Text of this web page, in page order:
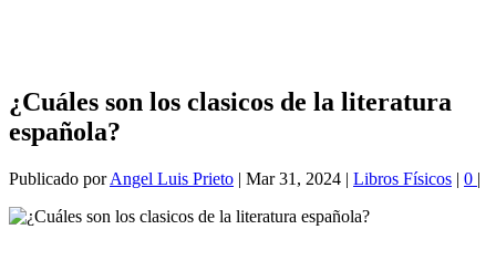
¿Cuáles son los clasicos de la literatura
española?
Publicado porAngel Luis Prieto | Mar 31, 2024 | Libros Físicos | 0 |